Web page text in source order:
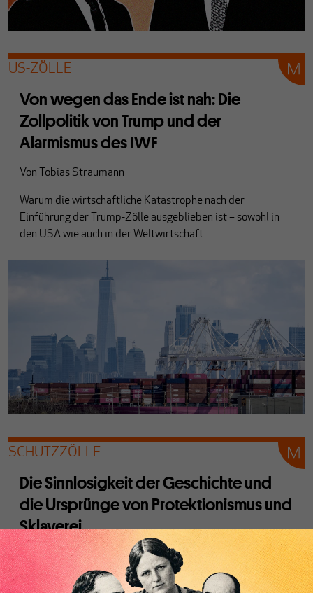
US-ZÖLLE
Von wegen das Ende ist nah: Die
Zollpolitik von Trump und der
Alarmismus des IWF
Von Tobias Straumann
Warum die wirtschaftliche Katastrophe nach der
Einführung der Trump-Zölle ausgeblieben ist – sowohl in
den USA wie auch in der Weltwirtschaft.
SCHUTZZÖLLE
Die Sinnlosigkeit der Geschichte und
die Ursprünge von Protektionismus und
Sklaverei
VonTobias Straumann
Warum Länder eine protektionistische oder eine